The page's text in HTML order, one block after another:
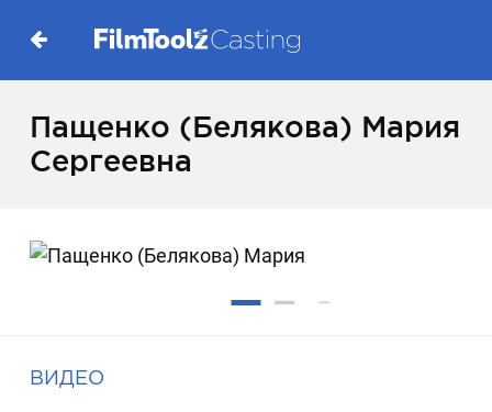
Пащенко (Белякова) Мария
Сергеевна
ВИДЕО